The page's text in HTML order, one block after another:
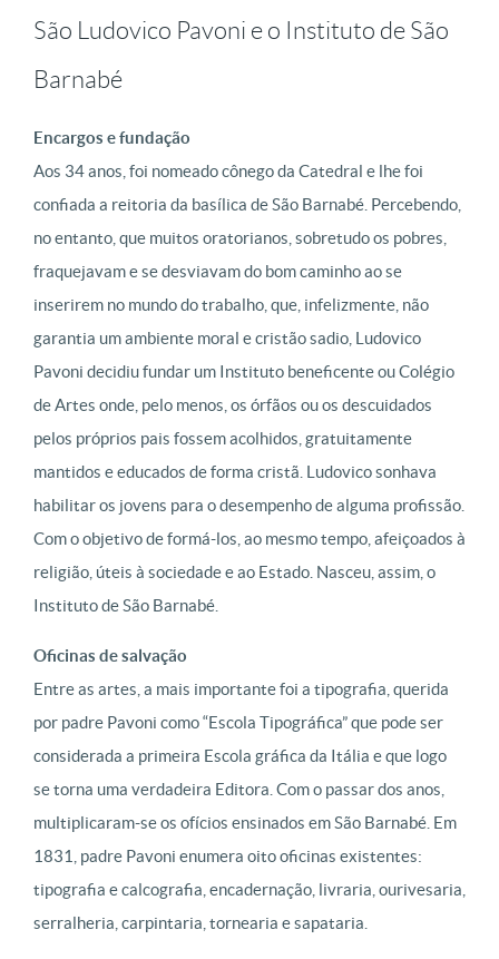
São Ludovico Pavoni e o Instituto de São
Barnabé
Encargos e fundação
Aos 34 anos, foi nomeado cônego da Catedral e lhe foi
confiada a reitoria da basílica de São Barnabé. Percebendo,
no entanto, que muitos oratorianos, sobretudo os pobres,
fraquejavam e se desviavam do bom caminho ao se
inserirem no mundo do trabalho, que, infelizmente, não
garantia um ambiente moral e cristão sadio, Ludovico
Pavoni decidiu fundar um Instituto beneficente ou Colégio
de Artes onde, pelo menos, os órfãos ou os descuidados
pelos próprios pais fossem acolhidos, gratuitamente
mantidos e educados de forma cristã. Ludovico sonhava
habilitar os jovens para o desempenho de alguma profissão.
Com o objetivo de formá-los, ao mesmo tempo, afeiçoados à
religião, úteis à sociedade e ao Estado. Nasceu, assim, o
Instituto de São Barnabé.
Oficinas de salvação
Entre as artes, a mais importante foi a tipografia, querida
por padre Pavoni como “Escola Tipográfica” que pode ser
considerada a primeira Escola gráfica da Itália e que logo
se torna uma verdadeira Editora. Com o passar dos anos,
multiplicaram-se os ofícios ensinados em São Barnabé. Em
1831, padre Pavoni enumera oito oficinas existentes:
tipografia e calcografia, encadernação, livraria, ourivesaria,
serralheria, carpintaria, tornearia e sapataria.